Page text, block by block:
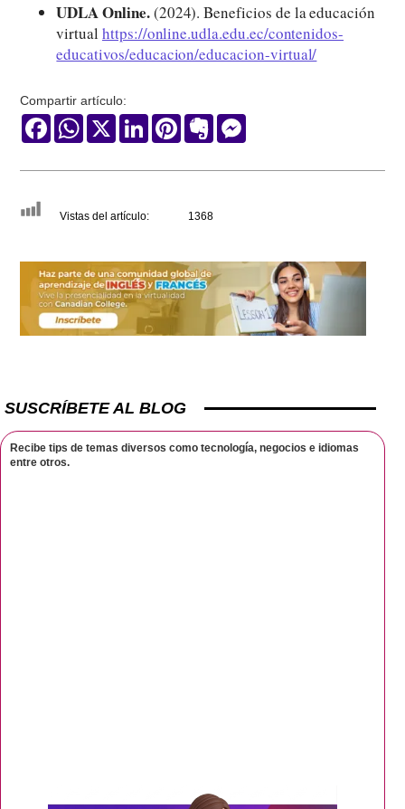
UDLA Online.(2024). Beneficios de la educación
virtual https://online.udla.edu.ec/contenidos-
educativos/educacion/educacion-virtual/
Compartir artículo:
FacebookWhatsApp
X LinkedInPinterestEvernote
Vistas del artículo: 1368
SUSCRÍBETE AL BLOG
Recibe tips de temas diversos como tecnología, negocios e idiomas
entre otros.